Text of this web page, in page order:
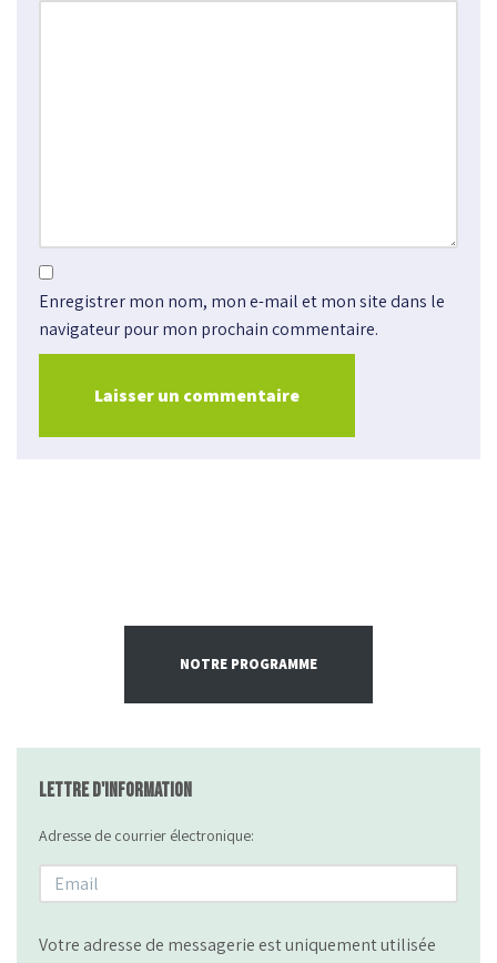
Enregistrer mon nom, mon e-mail et mon site dans le
navigateur pour mon prochain commentaire.
NOTRE PROGRAMME
Lettre d'information
Adresse de courrier électronique:
Votre adresse de messagerie est uniquement utilisée